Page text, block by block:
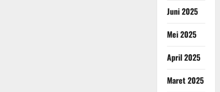
Juni 2025
Mei 2025
April 2025
Maret 2025